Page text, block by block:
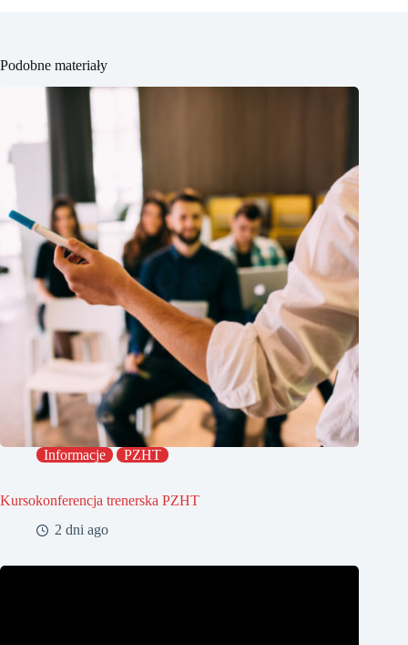
Podobne materiały
Informacje PZHT
Kursokonferencja trenerska PZHT
2 dni ago